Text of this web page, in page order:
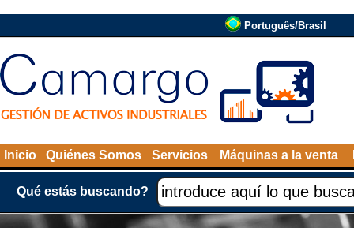
Português/Brasil
Inicio Quiénes Somos Servicios Máquinas a la venta
Qué estás buscando?